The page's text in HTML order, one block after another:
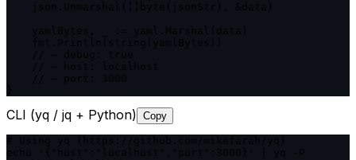
CLI (yq / jq + Python) Copy